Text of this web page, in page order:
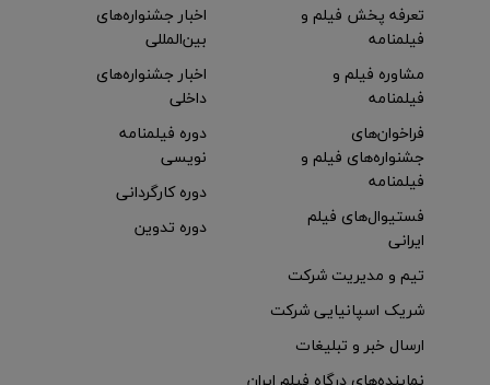
تعرفه پخش فیلم و
فیلمنامه
مشاوره فیلم و
فیلمنامه
اخبار جشنواره‌های
بین‌المللی
اخبار جشنواره‌های
داخلی
فراخوان‌های
جشنواره‌های فیلم و
فیلمنامه
فستیوال‌های فیلم
ایرانی
دوره فیلمنامه
نویسی
دوره کارگردانی
دوره تدوین
تیم و مدیریت شرکت
شریک اسپانیایی شرکت
ارسال خبر و تبلیغات